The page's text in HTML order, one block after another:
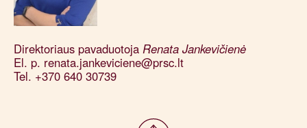
Direktoriaus pavaduotoja Renata Jankevičienė
El. p. renata.jankeviciene@prsc.lt
Tel. +370 640 30739